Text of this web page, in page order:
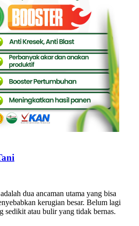
dua ancaman utama yang bisa
kerugian besar. Belum lagi
sedikit atau bulir yang tidak bernas.